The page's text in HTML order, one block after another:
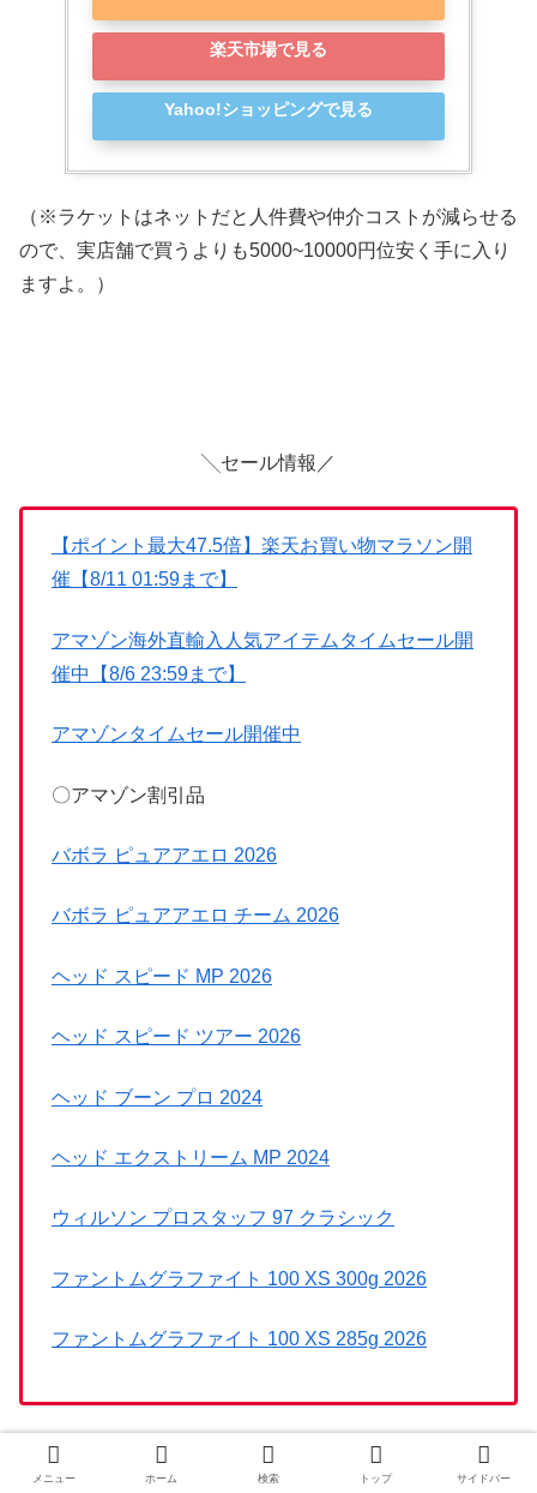
楽天市場で見る
Yahoo!ショッピングで見る
（※ラケットはネットだと人件費や仲介コストが減らせる
ので、実店舗で買うよりも5000~10000円位安く手に入り
ますよ。）
╲セール情報／
【ポイント最大47.5倍】楽天お買い物マラソン開
催【8/11 01:59まで】
アマゾン海外直輸入人気アイテムタイムセール開
催中【8/6 23:59まで】
アマゾンタイムセール開催中
〇アマゾン割引品
バボラ ピュアアエロ 2026
バボラ ピュアアエロ チーム 2026
ヘッド スピード MP 2026
ヘッド スピード ツアー 2026
ヘッド ブーン プロ 2024
ヘッド エクストリーム MP 2024
ウィルソン プロスタッフ 97 クラシック
ファントムグラファイト 100 XS 300g 2026
ファントムグラファイト 100 XS 285g 2026
╲新作情報まとめ／
メニュー ホーム 検索 トップ サイドバー